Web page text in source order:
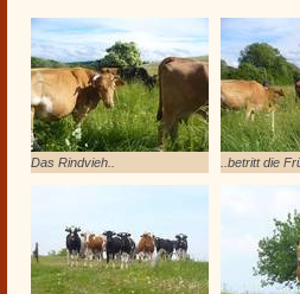
Das Rindvieh.. ..betritt die